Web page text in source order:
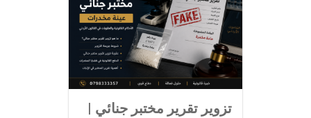
تزوير تقرير مختبر جنائي |